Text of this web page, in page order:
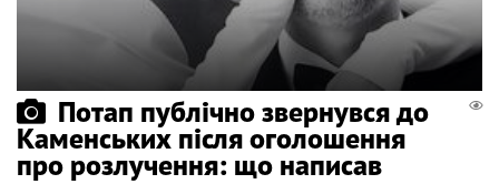
Потап публічно звернувся до
Каменських після оголошення
про розлучення: що написав